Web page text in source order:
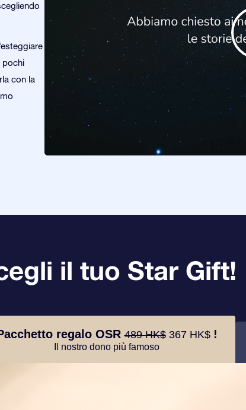
pochi
con la
il tuo Star Gift!
regalo OSR489 HK$ 367 HK$ !
Il nostro dono più famoso